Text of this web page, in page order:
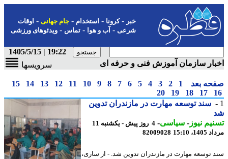
-کرونا-استخدام- جام جهانی-اوقات
شرعی-آب و هوا-تماس-ویدئوهای ورزشی
19:22 | 1405/5/15
سازمان آموزش فنی و حرفه ای
سرویسها
بعد 1
2
3
4
5
6
7
8
9
10
11
12
13
14
15
17
18
19
20
سند توسعه مهارت در مازندران تدوین
نیوز-سیاسی-
4 روز پیش - یکشنبه 11
15:10
82009028
توسعه مهارت در مازندران تدوین شد. - از ساری،